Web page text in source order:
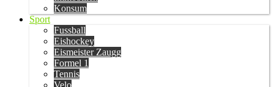
Konsum
Sport
Fussball
Eishockey
Eismeister Zaugg
Formel 1
Tennis
Velo